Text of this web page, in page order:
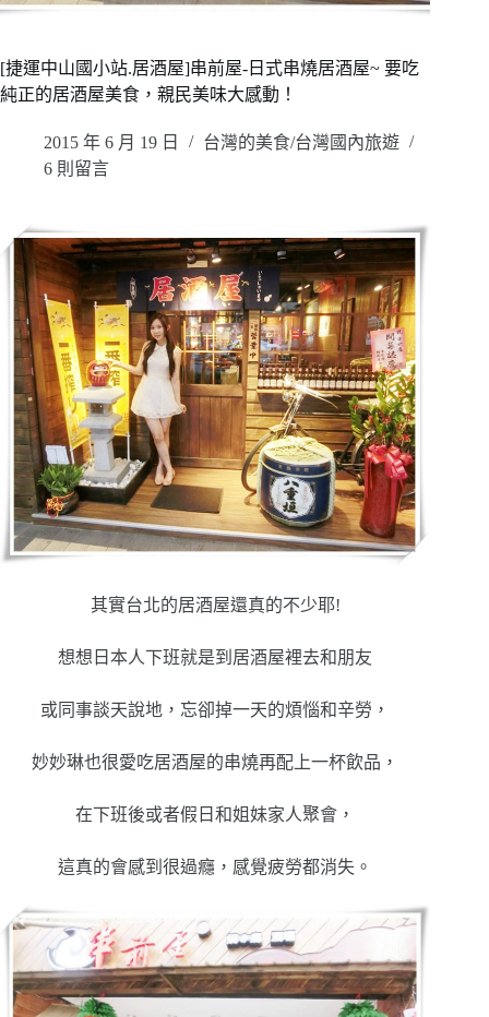
[捷運中山國小站.居酒屋]串前屋-日式串燒居酒屋~ 要吃
純正的居酒屋美食，親民美味大感動！
2015 年 6 月 19 日
台灣的美食/台灣國內旅遊
6 則留言
其實台北的居酒屋還真的不少耶!
想想日本人下班就是到居酒屋裡去和朋友
或同事談天說地，忘卻掉一天的煩惱和辛勞，
妙妙琳也很愛吃居酒屋的串燒再配上一杯飲品，
在下班後或者假日和姐妹家人聚會，
這真的會感到很過癮，感覺疲勞都消失。